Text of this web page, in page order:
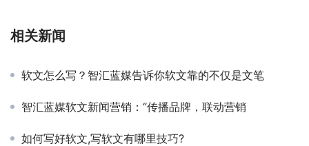
相关新闻
软文怎么写？智汇蓝媒告诉你软文靠的不仅是文笔
智汇蓝媒软文新闻营销：“传播品牌，联动营销
如何写好软文,写软文有哪里技巧?